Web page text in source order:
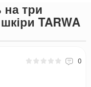
три
TARWA
0